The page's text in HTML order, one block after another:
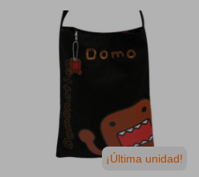
¡Última unidad!